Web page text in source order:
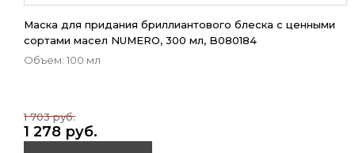
Маска для придания бриллиантового блеска с ценными
сортами масел NUMERO, 300 мл, B080184
Объем: 100 мл
1 278 руб.
1 703 руб.